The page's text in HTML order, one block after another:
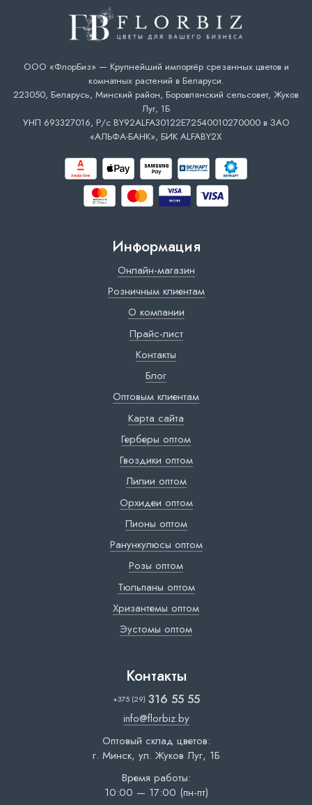
ООО «ФлорБиз» — Крупнейший импортёр срезанных цветов и
комнатных растений в Беларуси.
223050, Беларусь, Минский район, Боровлянский сельсовет, Жуков
Луг, 1Б
УНП 693327016, Р/с BY92ALFA30122E72540010270000 в ЗАО
«АЛЬФА-БАНК», БИК ALFABY2X
Информация
Онлайн-магазин
Розничным клиентам
О компании
Прайс-лист
Контакты
Блог
Оптовым клиентам
Карта сайта
Герберы оптом
Гвоздики оптом
Лилии оптом
Орхидеи оптом
Пионы оптом
Ранункулюсы оптом
Розы оптом
Тюльпаны оптом
Хризантемы оптом
Эустомы оптом
Контакты
+375 (29) 316 55 55
info@florbiz.by
Оптовый склад цветов:
г. Минск, ул. Жуков Луг, 1Б
Время работы:
10:00 — 17:00 (пн-пт)